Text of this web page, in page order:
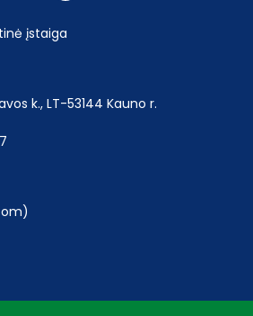
įstaiga
k., LT-53144 Kauno r.